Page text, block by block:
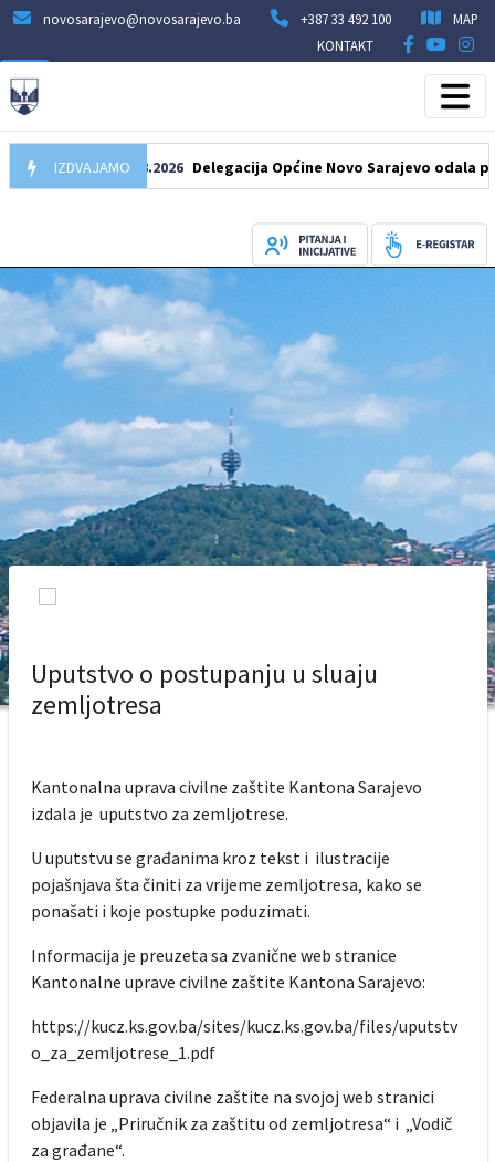
novosarajevo@novosarajevo.ba +387 33 492 100
MAP
KONTAKT
IZDVAJAMO
07.08.2026 Delegacija Općine Novo Sarajevo odala
Uputstvo o postupanju u sluaju
zemljotresa
Kantonalna uprava civilne zaštite Kantona Sarajevo
izdala je uputstvo za zemljotrese.
U uputstvu se građanima kroz tekst i ilustracije
pojašnjava šta činiti za vrijeme zemljotresa, kako se
ponašati i koje postupke poduzimati.
Informacija je preuzeta sa zvanične web stranice
Kantonalne uprave civilne zaštite Kantona Sarajevo:
https://kucz.ks.gov.ba/sites/kucz.ks.gov.ba/files/uputstv
o_za_zemljotrese_1.pdf
Federalna uprava civilne zaštite na svojoj web stranici
objavila je „Priručnik za zaštitu od zemljotresa“ i „Vodič
za građane“.